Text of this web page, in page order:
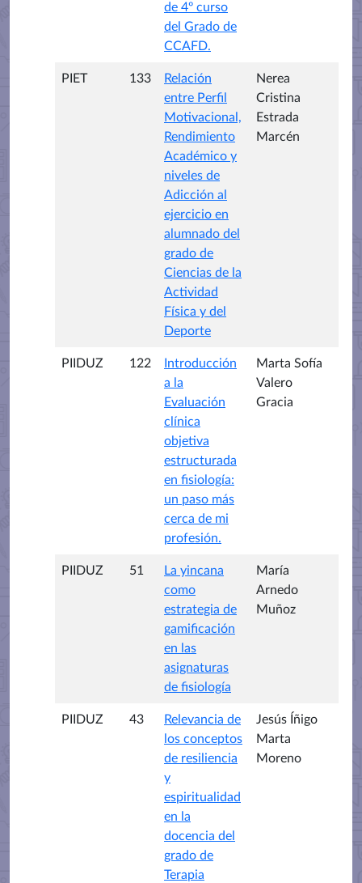
de 4º curso
del Grado de
CCAFD.
PIET 133
Relación
entre Perfil
Motivacional,
Rendimiento
Académico y
niveles de
Adicción al
ejercicio en
alumnado del
grado de
Ciencias de la
Actividad
Física y del
Deporte
Nerea
Cristina
Estrada
Marcén
PIIDUZ 122
Introducción
a la
Evaluación
clínica
objetiva
estructurada
en fisiología:
un paso más
cerca de mi
profesión.
Marta Sofía
Valero
Gracia
PIIDUZ 51
La yincana
como
estrategia de
gamificación
en las
asignaturas
de fisiología
María
Arnedo
Muñoz
PIIDUZ 43
Relevancia de
los conceptos
de resiliencia
y
espiritualidad
en la
docencia del
grado de
Terapia
Jesús Íñigo
Marta
Moreno